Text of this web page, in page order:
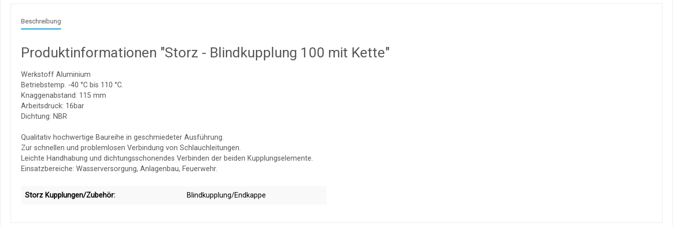
Beschreibung
Produktinformationen "Storz - Blindkupplung 100 mit Kette"
Werkstoff Aluminium
Betriebstemp. -40 °C bis 110 °C.
Knaggenabstand: 115 mm
Arbeitsdruck: 16bar
Dichtung: NBR
Qualitativ hochwertige Baureihe in geschmiedeter Ausführung.
Zur schnellen und problemlosen Verbindung von Schlauchleitungen.
Leichte Handhabung und dichtungsschonendes Verbinden der beiden Kupplungselemente.
Einsatzbereiche: Wasserversorgung, Anlagenbau, Feuerwehr.
Storz Kupplungen/Zubehör: Blindkupplung/Endkappe